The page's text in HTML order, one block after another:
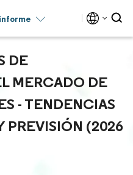
DE
MERCADO DE
- TENDENCIAS
PREVISIÓN (2026